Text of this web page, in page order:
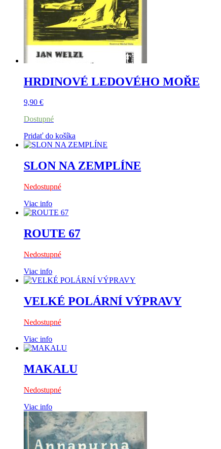
HRDINOVÉ LEDOVÉHO MOŘE
9,90 €
Dostupné
Pridať do košíka
SLON NA ZEMPLÍNE
Nedostupné
Viac info
ROUTE 67
Nedostupné
Viac info
VELKÉ POLÁRNÍ VÝPRAVY
Nedostupné
Viac info
MAKALU
Nedostupné
Viac info